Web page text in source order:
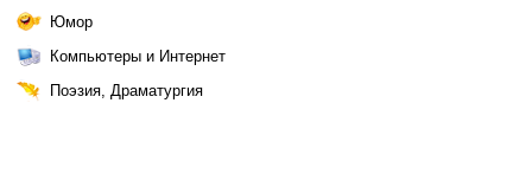
Юмор
Компьютеры и Интернет
Поэзия, Драматургия